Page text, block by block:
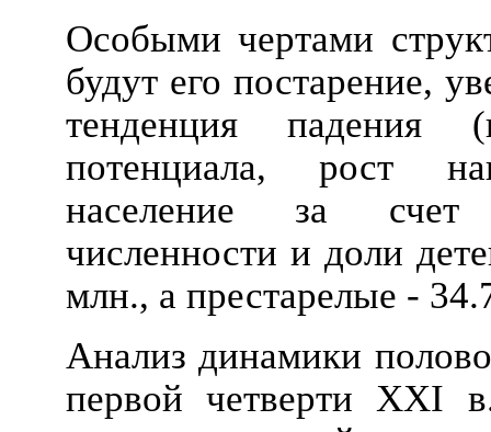
Особыми чертами
будут его постарение,
тенденция падения
потенциала, рост
население за счет
численности и доли
млн., а престарелые -
Анализ динамики
первой четверти XXI